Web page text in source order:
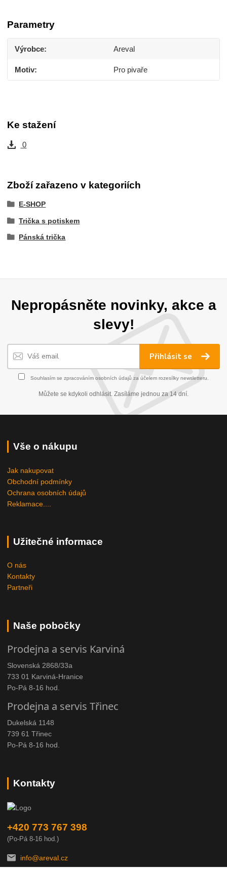
Parametry
Výrobce Areval
Motiv Pro pivaře
Ke stažení
0
Zboží zařazeno v kategoriích
E-SHOP
Trička s potiskem
Pánská trička
Nepropásněte novinky, akce a
slevy!
Přihlásit se
Souhlasím se zpracováním osobních údajů za účelem rozesílky newsletteru.
Můžete se kdykoli odhlásit. Zasíláme jednou za 14 dní.
Vše o nákupu
Jak nakupovat
Obchodní podmínky
Ochrana osobních údajů
Reklamace....
Užitečné informace
O nás
Kontakty
Partneři
Naše pobočky
Prodejna a servis Karviná
Slovenská 2868/33a
733 01 Karviná-Hranice
Po-Pá 8-16 hod.
Prodejna a servis Třinec
Dukelská 1148
739 61 Třinec
Po-Pá 8-16 hod.
Kontakty
+420 773 767 398
(Po-Pá 8-16 hod.)
info@areval.cz